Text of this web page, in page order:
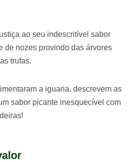
ao seu indescritível sabor
de nozes provindo das árvores
trufas.
a iguaria, descrevem as
sabor picante inesquecível com